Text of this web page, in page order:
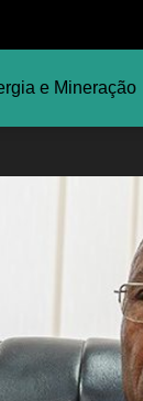
e Mineração